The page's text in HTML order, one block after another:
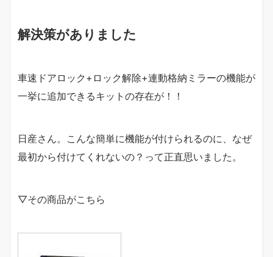
解決策がありました
車速ドアロック+ロック解除+連動格納ミラーの機能が
一挙に追加できるキットの存在が！！
日産さん。こんな簡単に機能が付けられるのに、なぜ
最初から付けてくれないの？って正直思いました。
▽その商品がこちら